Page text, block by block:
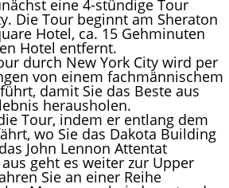
eine 4-stündige Tour
Die Tour beginnt am Sheraton
Hotel, ca. 15 Gehminuten
Hotel entfernt.
durch New York City wird per
von einem fachmännischem
damit Sie das Beste aus
herausholen.
Tour, indem er entlang dem
wo Sie das Dakota Building
John Lennon Attentat
geht es weiter zur Upper
Sie an einer Reihe